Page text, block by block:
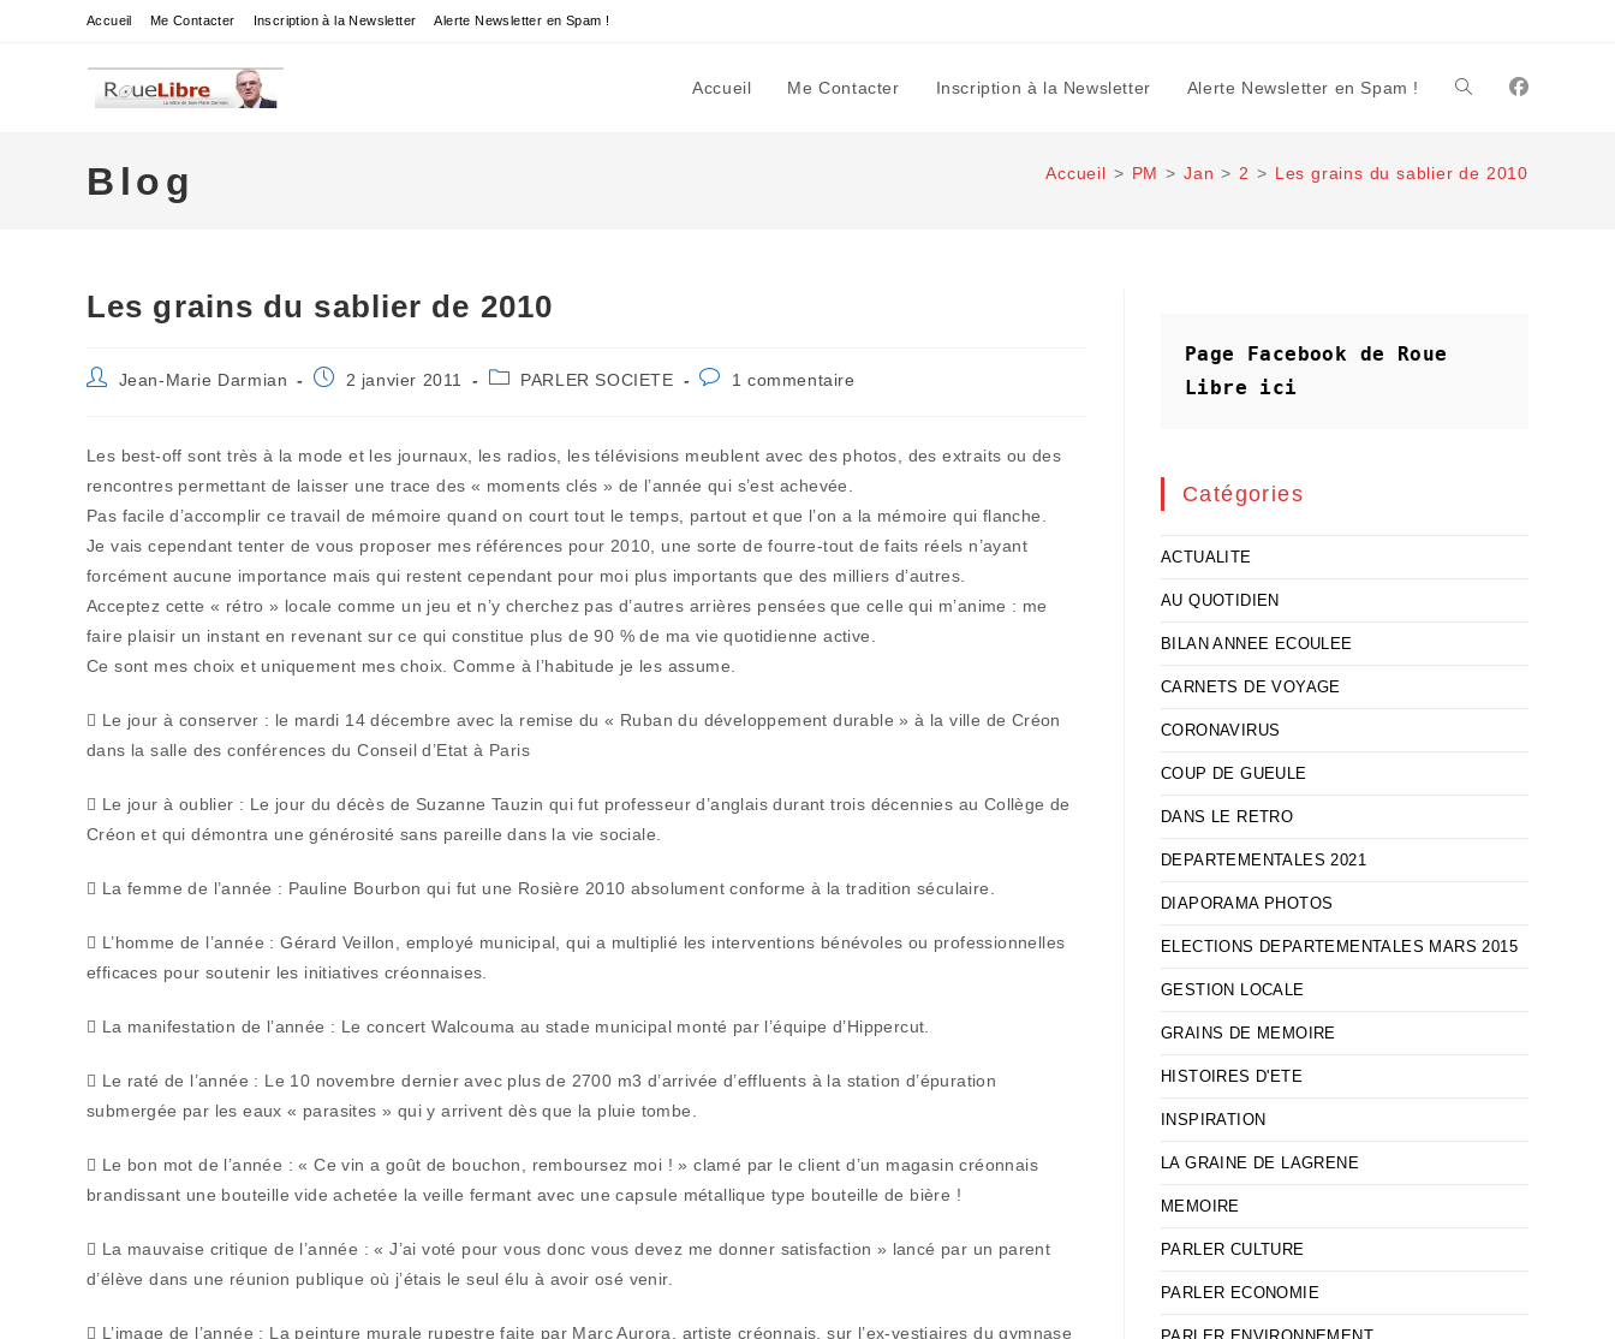
Accueil Me Contacter Inscription à la Newsletter Alerte Newsletter en Spam !
Accueil Me Contacter Inscription à la Newsletter Alerte Newsletter en Spam ! Toggle
website
Blog Accueil > PM > Jan > 2 > Les grains du sablier de 2010
Les grains du sablier de 2010
Auteur/autrice
Jean-Marie Darmian
Publication
2 janvier 2011
PostPARLER SOCIETE
Commentaires
1 commentaire
Les best-off sont très à la mode et les journaux, les radios, les télévisions meublent avec des photos, des extraits ou des
rencontres permettant de laisser une trace des « moments clés » de l’année qui s’est achevée.
Pas facile d’accomplir ce travail de mémoire quand on court tout le temps, partout et que l’on a la mémoire qui flanche.
Je vais cependant tenter de vous proposer mes références pour 2010, une sorte de fourre-tout de faits réels n’ayant
forcément aucune importance mais qui restent cependant pour moi plus importants que des milliers d’autres.
Acceptez cette « rétro » locale comme un jeu et n’y cherchez pas d’autres arrières pensées que celle qui m’anime : me
faire plaisir un instant en revenant sur ce qui constitue plus de 90 % de ma vie quotidienne active.
Ce sont mes choix et uniquement mes choix. Comme à l’habitude je les assume.
 Le jour à conserver : le mardi 14 décembre avec la remise du « Ruban du développement durable » à la ville de Créon
dans la salle des conférences du Conseil d’Etat à Paris
 Le jour à oublier : Le jour du décès de Suzanne Tauzin qui fut professeur d’anglais durant trois décennies au Collège de
Créon et qui démontra une générosité sans pareille dans la vie sociale.
 La femme de l’année : Pauline Bourbon qui fut une Rosière 2010 absolument conforme à la tradition séculaire.
 L’homme de l’année : Gérard Veillon, employé municipal, qui a multiplié les interventions bénévoles ou professionnelles
efficaces pour soutenir les initiatives créonnaises.
 La manifestation de l’année : Le concert Walcouma au stade municipal monté par l’équipe d’Hippercut.
 Le raté de l’année : Le 10 novembre dernier avec plus de 2700 m3 d’arrivée d’effluents à la station d’épuration
submergée par les eaux « parasites » qui y arrivent dès que la pluie tombe.
 Le bon mot de l’année : « Ce vin a goût de bouchon, remboursez moi ! » clamé par le client d’un magasin créonnais
brandissant une bouteille vide achetée la veille fermant avec une capsule métallique type bouteille de bière !
 La mauvaise critique de l’année : « J’ai voté pour vous donc vous devez me donner satisfaction » lancé par un parent
d’élève dans une réunion publique où j’étais le seul élu à avoir osé venir.
 L’image de l’année : La peinture murale rupestre faite par Marc Aurora, artiste créonnais, sur l’ex-vestiaires du gymnase
Page Facebook de Roue
Libre
ici
Catégories
ACTUALITE
AU QUOTIDIEN
BILAN ANNEE ECOULEE
CARNETS DE VOYAGE
CORONAVIRUS
COUP DE GUEULE
DANS LE RETRO
DEPARTEMENTALES 2021
DIAPORAMA PHOTOS
ELECTIONS DEPARTEMENTALES MARS 2015
GESTION LOCALE
GRAINS DE MEMOIRE
HISTOIRES D'ETE
INSPIRATION
LA GRAINE DE LAGRENE
MEMOIRE
PARLER CULTURE
PARLER ECONOMIE